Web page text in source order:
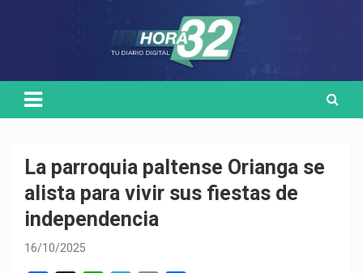
La parroquia paltense Orianga se
alista para vivir sus fiestas de
independencia
16/10/2025